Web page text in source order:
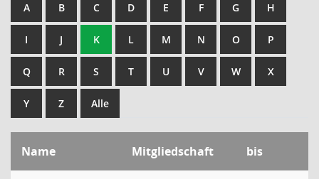
A B C D E F G H
I J K L M N O P
Q R S T U V W X
Y Z Alle
Name Mitgliedschaft bis